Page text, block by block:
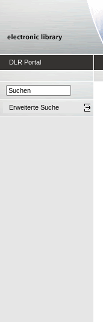
DLR Portal
Erweiterte Suche